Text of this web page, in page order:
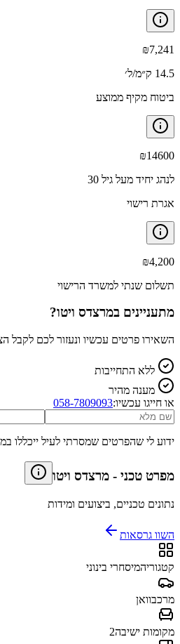
₪7,241
14.5 ק״מ/ל׳
ביטוח מקיף ממוצע
₪14600
לנהג יחיד מעל גיל 30
אגרת רישוי
₪4,200
תשלום שנתי למשרד הרישוי
מתעניינים במרצדס ויטו?
השאירו פרטים עכשיו ונעזור לכם לקבל
ללא התחייבות
מענה מהיר
או חייגו עכשיו:058-7809093
ידוע לי שהפרטים שמסרתי לעיל ייכללו
מפרט טכני - מרצדס ויטו
נתונים טכניים, ביצועים ומידות
השוו גרסאות
קטגוריהמיסחרי בינוני
מרכבוואן
מקומות ישיבה2